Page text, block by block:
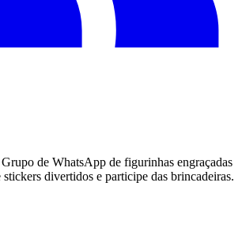
de WhatsApp de figurinhas engraçadas
divertidos e participe das brincadeiras.